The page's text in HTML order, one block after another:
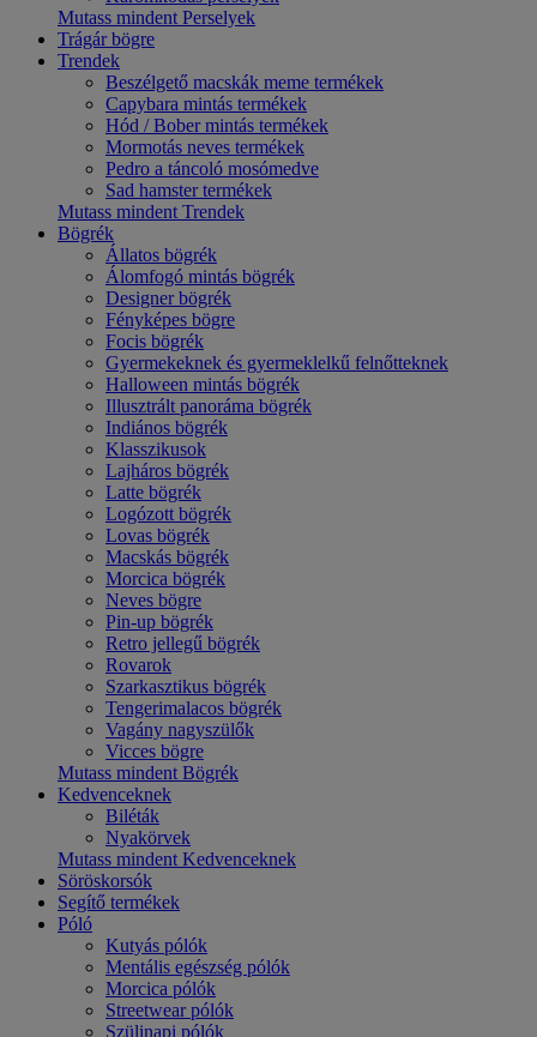
Mutass mindent Perselyek
Trágár bögre
Trendek
Beszélgető macskák meme termékek
Capybara mintás termékek
Hód / Bober mintás termékek
Mormotás neves termékek
Pedro a táncoló mosómedve
Sad hamster termékek
Mutass mindent Trendek
Bögrék
Állatos bögrék
Álomfogó mintás bögrék
Designer bögrék
Fényképes bögre
Focis bögrék
Gyermekeknek és gyermeklelkű felnőtteknek
Halloween mintás bögrék
Illusztrált panoráma bögrék
Indiános bögrék
Klasszikusok
Lajháros bögrék
Latte bögrék
Logózott bögrék
Lovas bögrék
Macskás bögrék
Morcica bögrék
Neves bögre
Pin-up bögrék
Retro jellegű bögrék
Rovarok
Szarkasztikus bögrék
Tengerimalacos bögrék
Vagány nagyszülők
Vicces bögre
Mutass mindent Bögrék
Kedvenceknek
Biléták
Nyakörvek
Mutass mindent Kedvenceknek
Söröskorsók
Segítő termékek
Póló
Kutyás pólók
Mentális egészség pólók
Morcica pólók
Streetwear pólók
Szülinapi pólók